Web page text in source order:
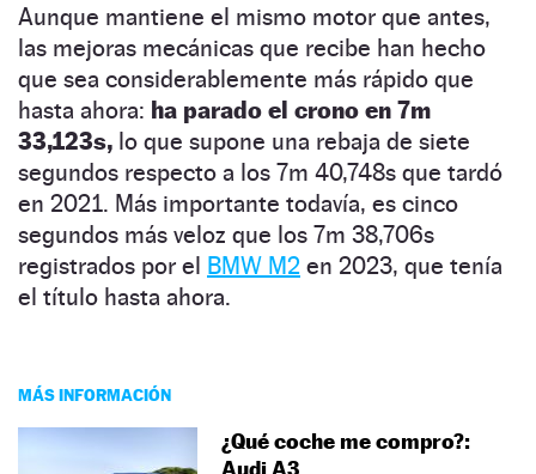
Aunque mantiene el mismo motor que antes,
las mejoras mecánicas que recibe han hecho
que sea considerablemente más rápido que
hasta ahora: ha parado el crono en 7m
33,123s, lo que supone una rebaja de siete
segundos respecto a los 7m 40,748s que tardó
en 2021. Más importante todavía, es cinco
segundos más veloz que los 7m 38,706s
registrados por el BMW M2 en 2023, que tenía
el título hasta ahora.
MÁS INFORMACIÓN
¿Qué coche me compro?:
Audi A3